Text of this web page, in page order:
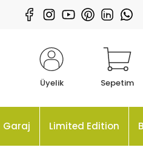
Üyelik Sepetim
Garaj Limited Edition